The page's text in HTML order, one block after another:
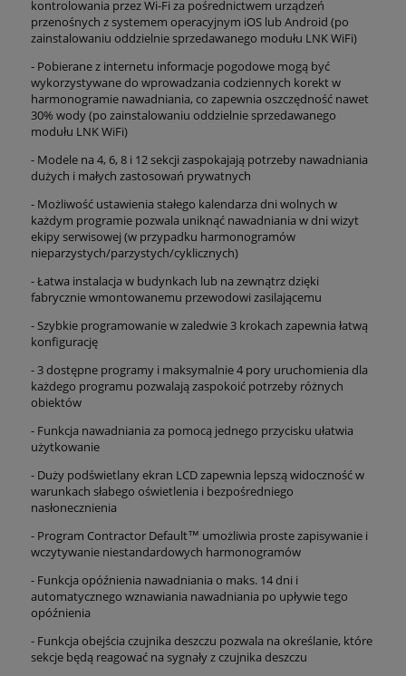
kontrolowania przez Wi-Fi za pośrednictwem urządzeń
przenośnych z systemem operacyjnym iOS lub Android (po
zainstalowaniu oddzielnie sprzedawanego modułu LNK WiFi)
- Pobierane z internetu informacje pogodowe mogą być
wykorzystywane do wprowadzania codziennych korekt w
harmonogramie nawadniania, co zapewnia oszczędność nawet
30% wody (po zainstalowaniu oddzielnie sprzedawanego
modułu LNK WiFi)
- Modele na 4, 6, 8 i 12 sekcji zaspokajają potrzeby nawadniania
dużych i małych zastosowań prywatnych
- Możliwość ustawienia stałego kalendarza dni wolnych w
każdym programie pozwala uniknąć nawadniania w dni wizyt
ekipy serwisowej (w przypadku harmonogramów
nieparzystych/parzystych/cyklicznych)
- Łatwa instalacja w budynkach lub na zewnątrz dzięki
fabrycznie wmontowanemu przewodowi zasilającemu
- Szybkie programowanie w zaledwie 3 krokach zapewnia łatwą
konfigurację
- 3 dostępne programy i maksymalnie 4 pory uruchomienia dla
każdego programu pozwalają zaspokoić potrzeby różnych
obiektów
- Funkcja nawadniania za pomocą jednego przycisku ułatwia
użytkowanie
- Duży podświetlany ekran LCD zapewnia lepszą widoczność w
warunkach słabego oświetlenia i bezpośredniego
nasłonecznienia
- Program Contractor Default™ umożliwia proste zapisywanie i
wczytywanie niestandardowych harmonogramów
- Funkcja opóźnienia nawadniania o maks. 14 dni i
automatycznego wznawiania nawadniania po upływie tego
opóźnienia
- Funkcja obejścia czujnika deszczu pozwala na określanie, które
sekcje będą reagować na sygnały z czujnika deszczu